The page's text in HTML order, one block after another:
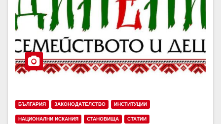
БЪЛГАРИЯ ЗАКОНОДАТЕЛСТВО ИНСТИТУЦИИ
НАЦИОНАЛНИ ИСКАНИЯ СТАНОВИЩА СТАТИИ